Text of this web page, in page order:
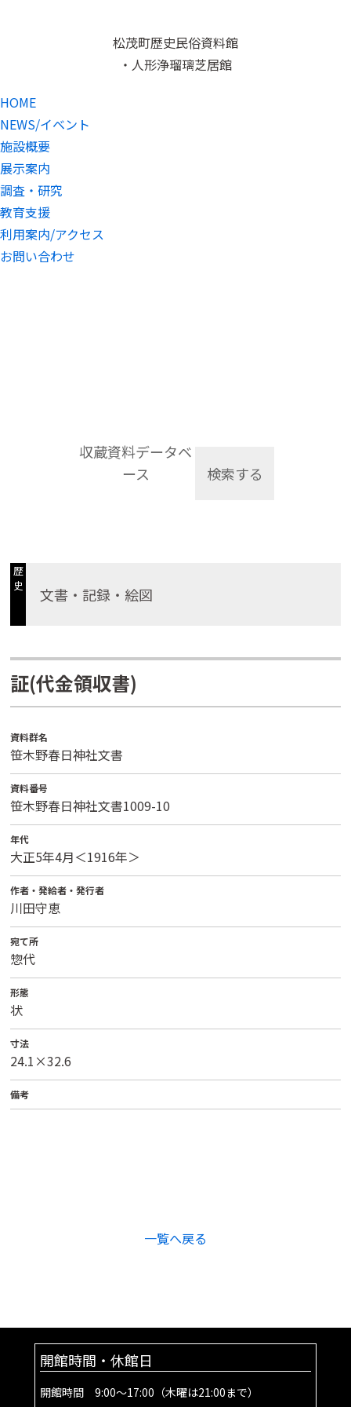
松茂町歴史民俗資料館
・人形浄瑠璃芝居館
HOME
NEWS/イベント
施設概要
展示案内
調査・研究
教育支援
利用案内/アクセス
お問い合わせ
収蔵資料データベ
ース
検索する
歴
史
文書・記録・絵図
証(代金領収書)
資料群名
笹木野春日神社文書
資料番号
笹木野春日神社文書1009-10
年代
大正5年4月＜1916年＞
作者・発給者・発行者
川田守恵
宛て所
惣代
形態
状
寸法
24.1×32.6
備考
一覧へ戻る
開館時間・休館日
開館時間 9:00～17:00（木曜は21:00まで）